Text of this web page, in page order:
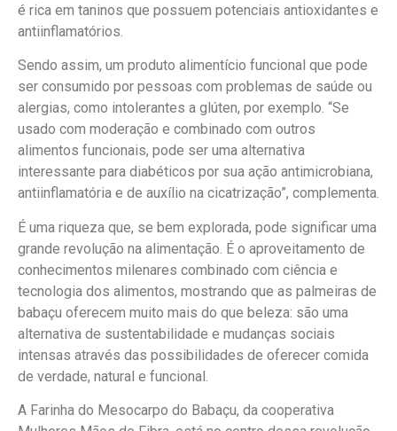
é rica em taninos que possuem potenciais antioxidantes e
antiinflamatórios.
Sendo assim, um produto alimentício funcional que pode
ser consumido por pessoas com problemas de saúde ou
alergias, como intolerantes a glúten, por exemplo. “Se
usado com moderação e combinado com outros
alimentos funcionais, pode ser uma alternativa
interessante para diabéticos por sua ação antimicrobiana,
antiinflamatória e de auxílio na cicatrização”, complementa.
É uma riqueza que, se bem explorada, pode significar uma
grande revolução na alimentação. É o aproveitamento de
conhecimentos milenares combinado com ciência e
tecnologia dos alimentos, mostrando que as palmeiras de
babaçu oferecem muito mais do que beleza: são uma
alternativa de sustentabilidade e mudanças sociais
intensas através das possibilidades de oferecer comida
de verdade, natural e funcional.
A Farinha do Mesocarpo do Babaçu, da cooperativa